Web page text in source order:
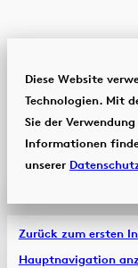
Diese Website
Technologien. Mit
Sie der
Informationen
unserer
Zurück zum ersten
Hauptnavigation